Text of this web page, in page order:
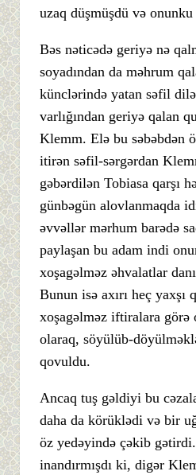
uzaq düşmüşdü və onunku
Bəs nəticədə geriyə nə
soyadından da məhrum
künclərində yatan səfil
varlığından geriyə qalan
Klemm. Elə bu səbəbdən
itirən səfil-sərgərdan
gəbərdilən Tobiasa qarşı
günbəgün alovlanmaqda
əvvəllər mərhum barədə
paylaşan bu adam indi
xoşagəlməz əhvalatlar
Bunun isə axırı heç yaxşı
xoşagəlməz iftiralara görə
olaraq, söyülüb-
qovuldu.
Ancaq tuş gəldiyi bu
daha da körüklədi və bir
öz yedəyində çəkib
inandırmışdı ki, digər